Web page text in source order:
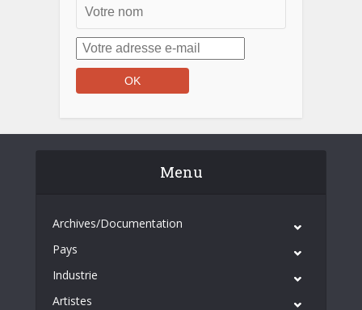
Menu
Archives/Documentation
Pays
Industrie
Artistes